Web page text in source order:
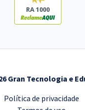
RA 1000
Gran Tecnologia e
Política de privacidade